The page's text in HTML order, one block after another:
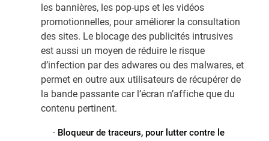
les bannières, les pop-ups et les vidéos
promotionnelles, pour améliorer la consultation
des sites. Le blocage des publicités intrusives
est aussi un moyen de réduire le risque
d’infection par des adwares ou des malwares, et
permet en outre aux utilisateurs de récupérer de
la bande passante car l’écran n’affiche que du
contenu pertinent.
· Bloqueur de traceurs, pour lutter contre le